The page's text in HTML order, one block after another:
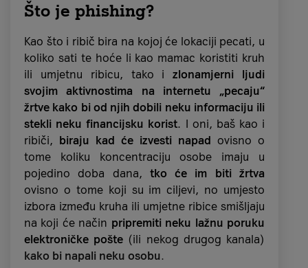
Što je phishing?
Kao što i ribič bira na kojoj će lokaciji pecati, u
koliko sati te hoće li kao mamac koristiti kruh
ili umjetnu ribicu, tako izlonamjerni ljudi
svojim aktivnostima na internetu „pecaju“
žrtve kako bi od njih dobili neku informaciju ili
stekli neku financijsku korist. I oni, baš kao i
ribiči, biraju kad će izvesti napad ovisno o
tome koliku koncentraciju osobe imaju u
pojedino doba dana, tko će im biti žrtva
ovisno o tome koji su im ciljevi, no umjesto
izbora između kruha ili umjetne ribice smišljaju
na koji će način pripremiti neku lažnu poruku
elektroničke pošte (ili nekog drugog kanala)
kako bi napali neku osobu.